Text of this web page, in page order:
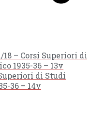
18 – Corsi Superiori di
1935-36 – 13v
di Studi
36 – 14v